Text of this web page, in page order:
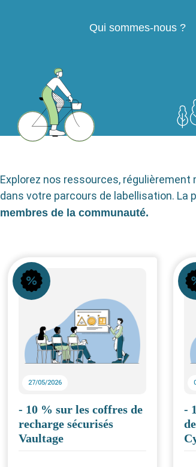
Navigation
Qui sommes-nous ?
Explorez nos ressources,
dans votre parcours de labellisation. La
membres de la communauté.
Icône
27/05/2026
- 10 % sur les coffres de
recharge sécurisés
Vaultage
-